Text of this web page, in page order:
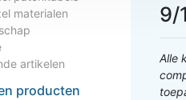
materialen
artikelen
producten
9/
Alle